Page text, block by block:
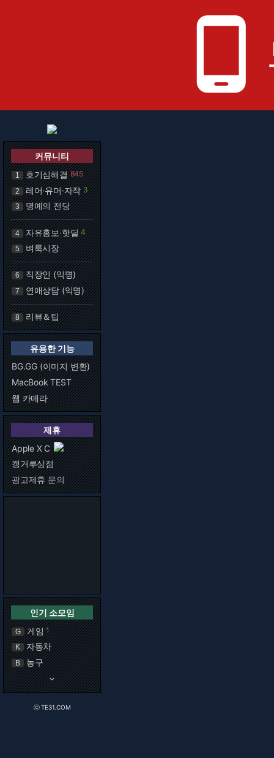
phone_android
커뮤니티
1 호기심해결 845
2 레어·유머·자작 3
3 명예의 전당
4 자유홍보·핫딜 4
5 벼룩시장
6 직장인 (익명)
7 연애상담 (익명)
8 리뷰＆팁
유용한 기능
BG.GG (이미지 변환)
MacBook TEST
웹 카메라
제휴
Apple X C
캥거루상점
광고제휴 문의
인기 소모임
G 게임 1
K 자동차
B 농구
keyboard_arrow_down
ⓒ TE31.COM